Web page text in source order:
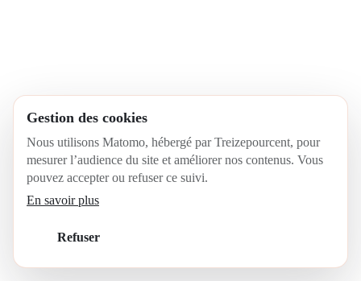
Gestion des cookies
Nous utilisons Matomo, hébergé par Treizepourcent, pour
mesurer l’audience du site et améliorer nos contenus. Vous
pouvez accepter ou refuser ce suivi.
En savoir plus
Refuser